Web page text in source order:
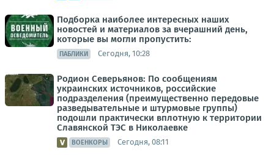
Подборка наиболее интересных наших
новостей и материалов за вчерашний день,
которые вы могли пропустить:
ПАБЛИКИ Сегодня, 10:28
Родион Северьянов: По сообщениям
украинских источников, российские
подразделения (преимущественно передовые
разведывательные и штурмовые группы)
подошли практически вплотную к территории
Славянской ТЭС в Николаевке
ВОЕНКОРЫ Сегодня, 08:11